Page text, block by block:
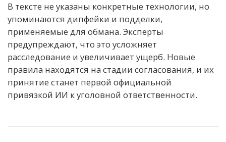
В тексте не указаны конкретные технологии, но
упоминаются дипфейки и подделки,
применяемые для обмана. Эксперты
предупреждают, что это усложняет
расследование и увеличивает ущерб. Новые
правила находятся на стадии согласования, и их
принятие станет первой официальной
привязкой ИИ к уголовной ответственности.